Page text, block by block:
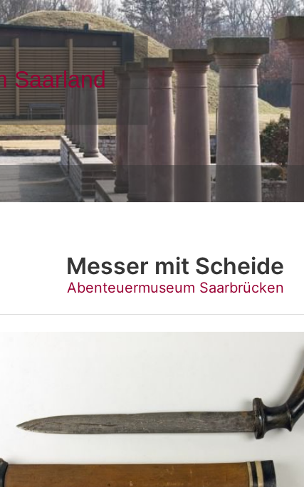
Messer mit Scheide
Abenteuermuseum Saarbrücken